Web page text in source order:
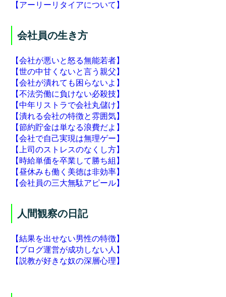
【アーリーリタイアについて】
会社員の生き方
【会社が悪いと怒る無能若者】
【世の中甘くないと言う親父】
【会社が潰れても困らないよ】
【不法労働に負けない必殺技】
【中年リストラで会社丸儲け】
【潰れる会社の特徴と雰囲気】
【節約貯金は単なる浪費だよ】
【会社で自己実現は無理ゲー】
【上司のストレスのなくし方】
【時給単価を卒業して勝ち組】
【昼休みも働く美徳は非効率】
【会社員の三大無駄アピール】
人間観察の日記
【結果を出せない男性の特徴】
【ブログ運営が成功しない人】
【説教が好きな奴の深層心理】